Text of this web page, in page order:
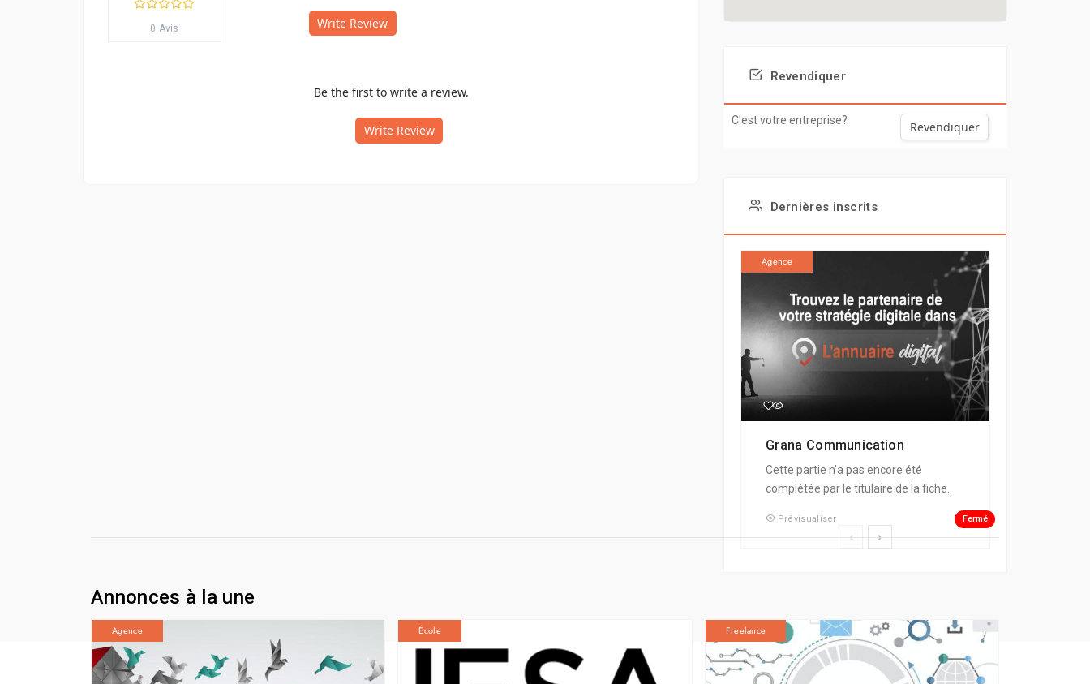
0 Avis Write Review
Be the first to write a review.
Write Review
Revendiquer
C'est votre entreprise? Revendiquer
Dernières inscrits
Agence
Grana Communication
Cette partie n'a pas encore été
complétée par le titulaire de la fiche.
Prévisualiser Fermé
Annonces à la une
Agence École Freelance